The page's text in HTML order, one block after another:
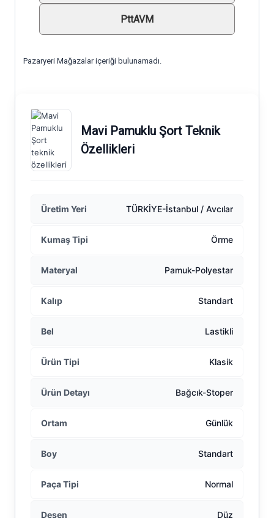
PttAVM
Pazaryeri Mağazalar içeriği bulunamadı.
Mavi Pamuklu Şort Teknik
Özellikleri
Üretim Yeri TÜRKİYE-İstanbul / Avcılar
Kumaş Tipi Örme
Materyal Pamuk-Polyestar
Kalıp Standart
Bel Lastikli
Ürün Tipi Klasik
Ürün Detayı Bağcık-Stoper
Ortam Günlük
Boy Standart
Paça Tipi Normal
Desen Düz